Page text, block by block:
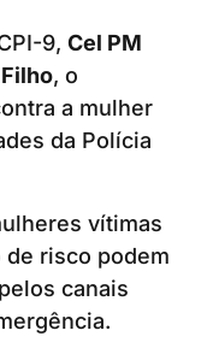
9, Cel PM
, o
a mulher
da Polícia
vítimas
risco podem
canais